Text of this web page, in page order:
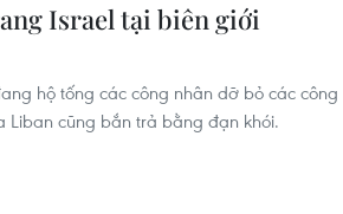
Israel tại biên giới
hộ tống các công nhân dỡ bỏ các công
Liban cũng bắn trả bằng đạn khói.